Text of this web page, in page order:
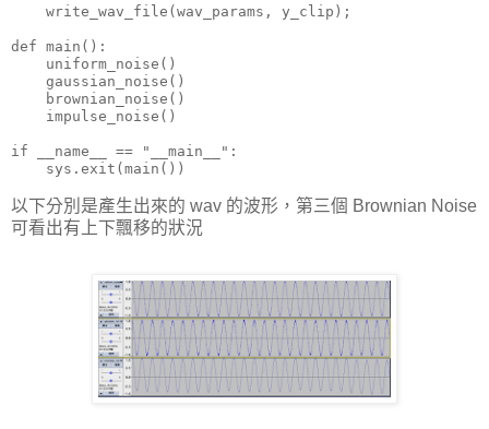
    write_wav_file(wav_params, y_clip);
def main():
    uniform_noise()
    gaussian_noise()
    brownian_noise()
    impulse_noise()
if __name__ == "__main__":
以下分別是產生出來的 wav 的波形，第三個 Brownian Noise
可看出有上下飄移的狀況